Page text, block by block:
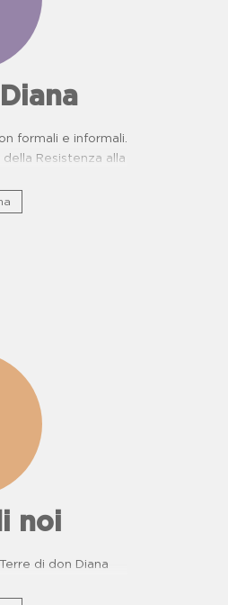
formali e informali.
Resistenza alla
per scuole.
noi
di don Diana